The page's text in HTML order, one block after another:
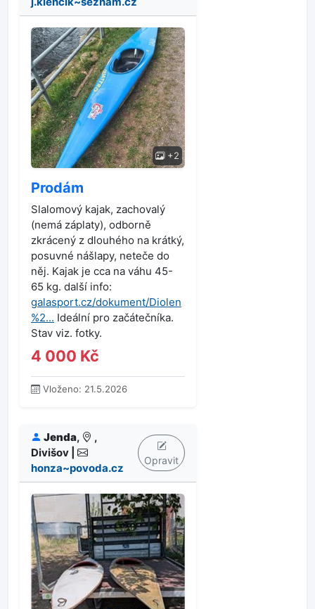
+2
Prodám
Slalomový kajak, zachovalý
(nemá záplaty), odborně
zkrácený z dlouhého na krátký,
posuvné nášlapy, neteče do
něj. Kajak je cca na váhu 45-
65 kg. další info:
galasport.cz/dokument/Diolen
%2... Ideální pro začátečníka.
Stav viz. fotky.
4 000 Kč
Vloženo: 21.5.2026
Jenda,
,
Divišov |
honza~povoda.cz
Opravit